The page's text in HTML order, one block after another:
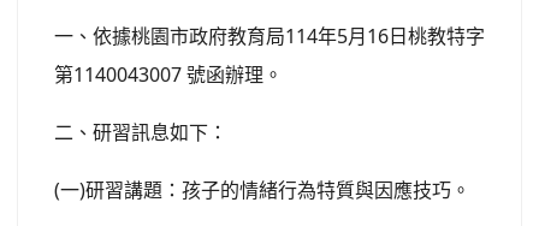
一、依據桃園市政府教育局114年5月16日桃教特字
第1140043007 號函辦理。
二、研習訊息如下：
(一)研習講題：孩子的情緒行為特質與因應技巧。